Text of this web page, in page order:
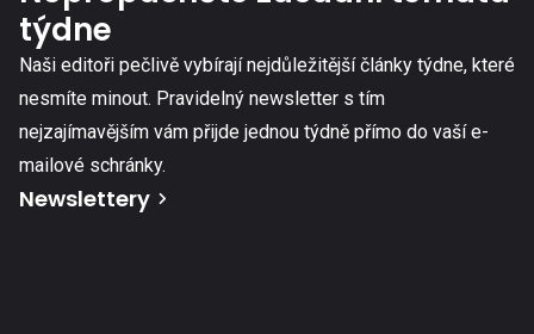
týdne
Naši editoři pečlivě vybírají nejdůležitější články týdne, které
nesmíte minout. Pravidelný newsletter s tím
nejzajímavějším vám přijde jednou týdně přímo do vaší e-
mailové schránky.
Newslettery